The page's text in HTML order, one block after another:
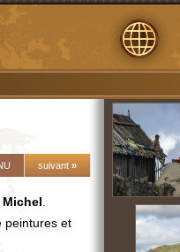
suivant »
Michel
peintures et